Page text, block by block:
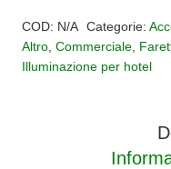
CALPESTABILE
CAPRI
COD: N/A Categorie:
Altro Commerciale
Illuminazione per hotel